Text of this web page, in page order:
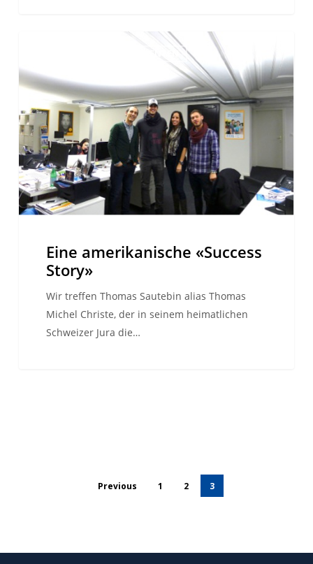
«Success
Story»
Eine amerikanische «Success
Story»
Wir treffen Thomas Sautebin alias Thomas
Michel Christe, der in seinem heimatlichen
Schweizer Jura die…
Previous 1 2 3